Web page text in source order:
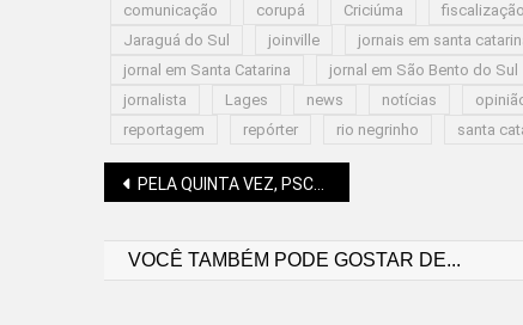
comunicação
corupá Criciúma fiscalização
Jaraguá do Sul
joinville jornais em santa
jornal em Santa Catarina
jornal em São Bento do Sul
jornalista
Lages news notícias
reportagem
repórter rio negrinho santa
Navegação
PELA QUINTA VEZ, PSCHEIDT FATURA A VOLTA A SC
VOCÊ TAMBÉM PODE GOSTAR DE...